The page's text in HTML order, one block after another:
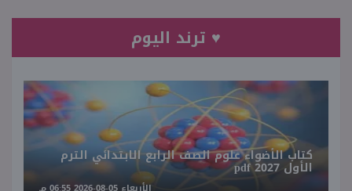
♥ ترند اليوم
كتاب الأضواء علوم الصف الرابع الابتدائي الترم
الأول 2027 pdf